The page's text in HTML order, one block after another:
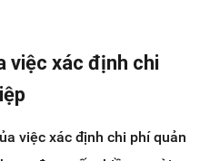
việc xác định chi
việc xác định chi phí quản